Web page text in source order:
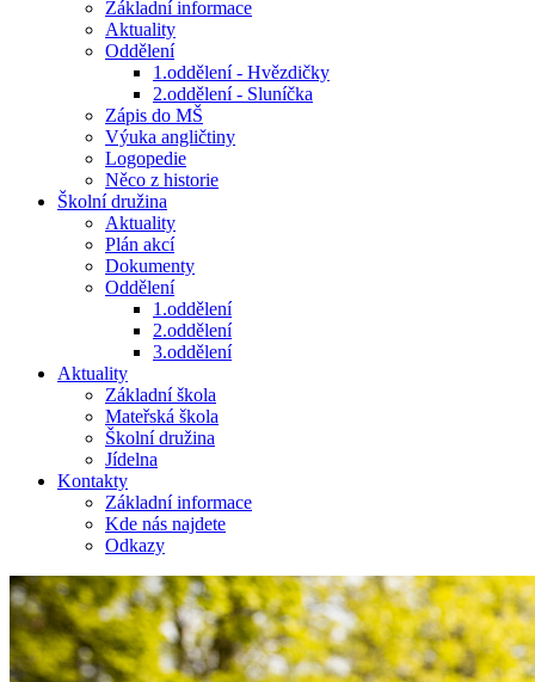
Základní informace
Aktuality
Oddělení
1.oddělení - Hvězdičky
2.oddělení - Sluníčka
Zápis do MŠ
Výuka angličtiny
Logopedie
Něco z historie
Školní družina
Aktuality
Plán akcí
Dokumenty
Oddělení
1.oddělení
2.oddělení
3.oddělení
Aktuality
Základní škola
Mateřská škola
Školní družina
Jídelna
Kontakty
Základní informace
Kde nás najdete
Odkazy